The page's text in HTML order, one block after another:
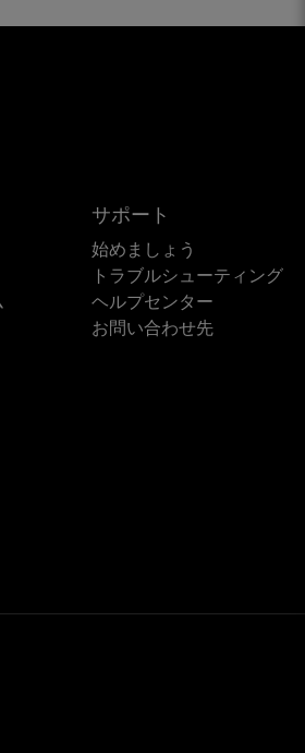
サポート
始めましょう
トラブルシューティング
ヘルプセンター
お問い合わせ先